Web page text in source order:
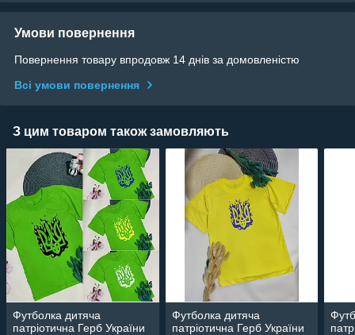
Умови повернення
Повернення товару впродовж 14 днів за домовленістю
Всі умови повернення
З цим товаром також замовляють
Футболка дитяча
патріотична Герб України
Футболка дитяча
патріотична Герб України